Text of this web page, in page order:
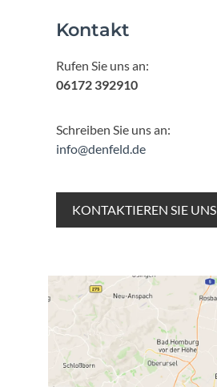
Kontakt
Rufen Sie uns an:
06172 392910
Schreiben Sie uns an:
info@denfeld.de
KONTAKTIEREN SIE UNS